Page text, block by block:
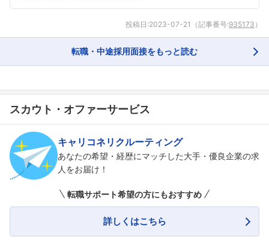
投稿日:2023-07-21 （記事番号:935173 ）
転職・中途採用面接をもっと読む
スカウト・オファーサービス
キャリコネリクルーティング
あなたの希望・経歴にマッチした大手・優良企業の求
人をお届け！
転職サポート希望の方にもおすすめ
詳しくはこちら